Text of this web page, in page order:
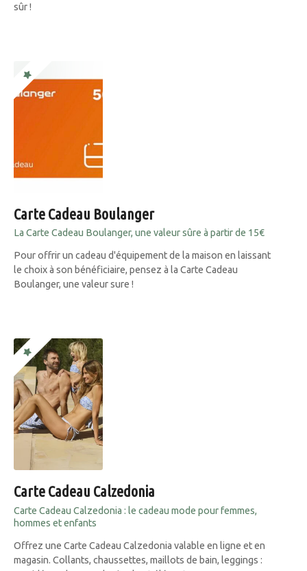
sûr !
Carte Cadeau Boulanger
La Carte Cadeau Boulanger, une valeur sûre à partir de 15€
Pour offrir un cadeau d'équipement de la maison en laissant
le choix à son bénéficiaire, pensez à la Carte Cadeau
Boulanger, une valeur sure !
Carte Cadeau Calzedonia
Carte Cadeau Calzedonia : le cadeau mode pour femmes,
hommes et enfants
Offrez une Carte Cadeau Calzedonia valable en ligne et en
magasin. Collants, chaussettes, maillots de bain, leggings :